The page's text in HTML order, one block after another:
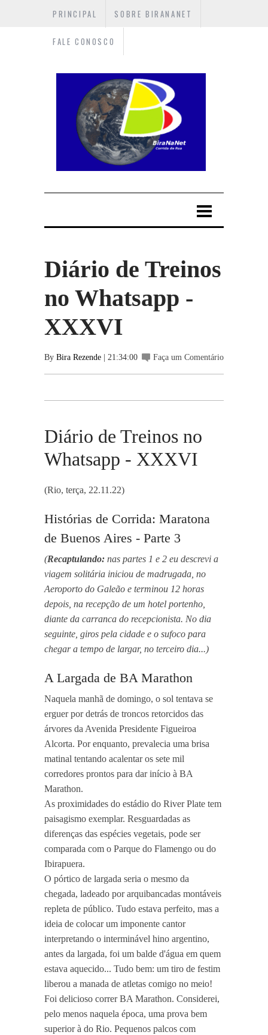
PRINCIPAL SOBRE BIRANANET
FALE CONOSCO
Diário de Treinos
no Whatsapp -
XXXVI
By Bira Rezende | 21:34:00 Faça um Comentário
Diário de Treinos no
Whatsapp - XXXVI
(Rio, terça, 22.11.22)
Histórias de Corrida: Maratona
de Buenos Aires - Parte 3
(Recaptulando: nas partes 1 e 2 eu descrevi a
viagem solitária iniciou de madrugada, no
Aeroporto do Galeão e terminou 12 horas
depois, na recepção de um hotel portenho,
diante da carranca do recepcionista. No dia
seguinte, giros pela cidade e o sufoco para
chegar a tempo de largar, no terceiro dia...)
A Largada de BA Marathon
Naquela manhã de domingo, o sol tentava se
erguer por detrás de troncos retorcidos das
árvores da Avenida Presidente Figueiroa
Alcorta. Por enquanto, prevalecia uma brisa
matinal tentando acalentar os sete mil
corredores prontos para dar início à BA
Marathon.
As proximidades do estádio do River Plate tem
paisagismo exemplar. Resguardadas as
diferenças das espécies vegetais, pode ser
comparada com o Parque do Flamengo ou do
Ibirapuera.
O pórtico de largada seria o mesmo da
chegada, ladeado por arquibancadas montáveis
repleta de público. Tudo estava perfeito, mas a
ideia de colocar um imponente cantor
interpretando o interminável hino argentino,
antes da largada, foi um balde d'água em quem
estava aquecido... Tudo bem: um tiro de festim
liberou a manada de atletas comigo no meio!
Foi delicioso correr BA Marathon. Considerei,
pelo menos naquela época, uma prova bem
superior à do Rio. Pequenos palcos com